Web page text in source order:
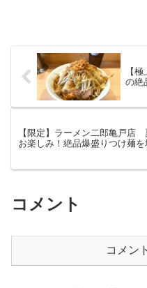
【極上
の絶
【限定】ラーメン二郎亀戸店
お楽しみ！絶品爆盛りつけ麺を
コメント
コメン